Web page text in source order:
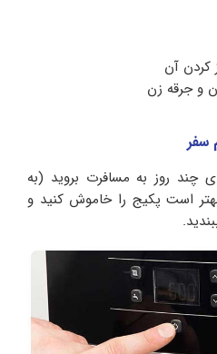
کردن آن
و جرقه زن
چند روز به مسافرت بروید (به
است پکیج را خاموش کنید و